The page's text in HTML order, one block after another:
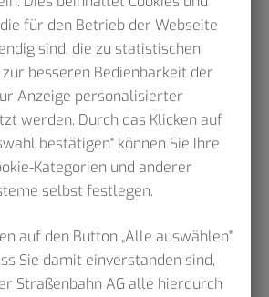
für den Betrieb der Webseite
sind, die zu statistischen
besseren Bedienbarkeit der
Anzeige personalisierter
werden. Durch das Klicken auf
bestätigen" können Sie Ihre
Kategorien und anderer
selbst festlegen.
auf den Button „Alle auswählen"
Sie damit einverstanden sind,
Straßenbahn AG alle hierdurch